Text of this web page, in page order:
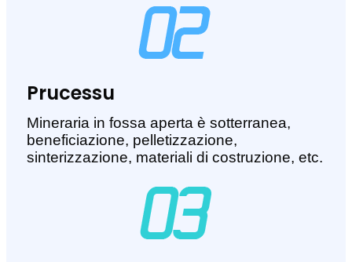
Prucessu
Mineraria in fossa aperta è sotterranea,
beneficiazione, pelletizzazione,
sinterizzazione, materiali di costruzione, etc.